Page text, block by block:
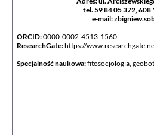
tel. 59 84 05 372,
e-mail:
ORCID:0000-0002-4513-1560
ResearchGate:https://
Specjalność naukowa:fitosocjologia,